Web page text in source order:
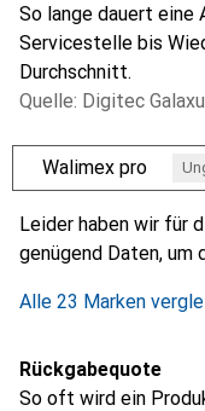
So lange dauert eine
Servicestelle bis
Durchschnitt.
Quelle: Digitec
Walimex pro
Leider haben wir für
genügend Daten, um
Alle 23 Marken
Rückgabequote
So oft wird ein